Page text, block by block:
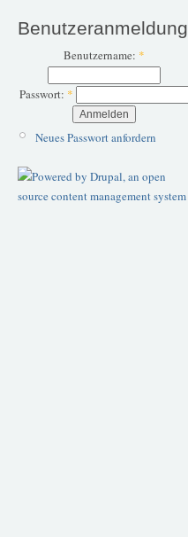
Benutzeranmeldung
Benutzername: *
Passwort: *
Neues Passwort anfordern